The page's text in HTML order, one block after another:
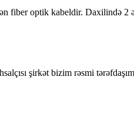
fiber optik kabeldir. Daxilində
şirkət bizim rəsmi